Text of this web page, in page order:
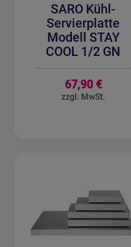
SARO Kühl-
Servierplatte
Modell STAY
COOL 1/2 GN
67,90 €